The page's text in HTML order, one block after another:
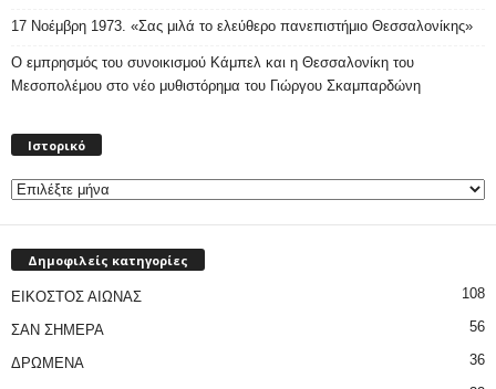
17 Νοέμβρη 1973. «Σας μιλά το ελεύθερο πανεπιστήμιο Θεσσαλονίκης»
Ο εμπρησμός του συνοικισμού Κάμπελ και η Θεσσαλονίκη του
Μεσοπολέμου στο νέο μυθιστόρημα του Γιώργου Σκαμπαρδώνη
Ιστορικό
Δημοφιλείς κατηγορίες
ΕΙΚΟΣΤΟΣ ΑΙΩΝΑΣ 108
ΣΑΝ ΣΗΜΕΡΑ 56
ΔΡΩΜΕΝΑ 36